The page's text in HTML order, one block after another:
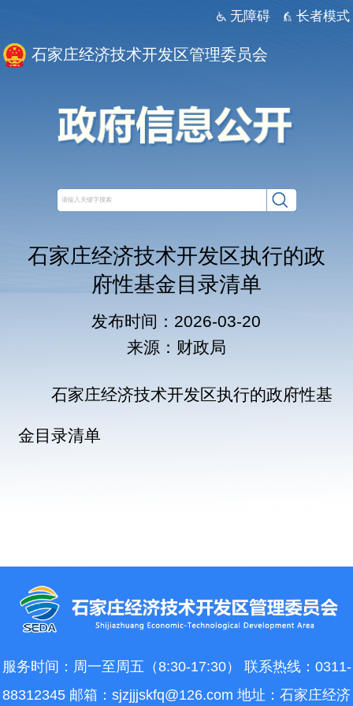
无障碍 长者模式
石家庄经济技术开发区管理委员会
石家庄经济技术开发区执行的政
府性基金目录清单
发布时间：2026-03-20
来源：财政局
石家庄经济技术开发区执行的政府性基
金目录清单